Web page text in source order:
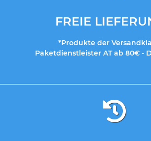
FREIE
*Produkte der
Paketdienstleister AT ab 80€ -